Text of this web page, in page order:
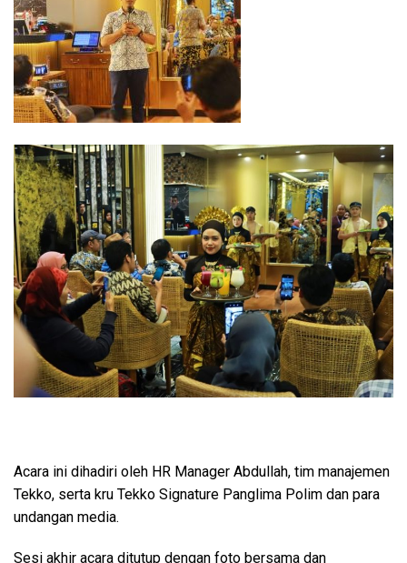
Acara ini dihadiri oleh HR Manager Abdullah, tim manajemen
Tekko, serta kru Tekko Signature Panglima Polim dan para
undangan media.
Sesi akhir acara ditutup dengan foto bersama dan